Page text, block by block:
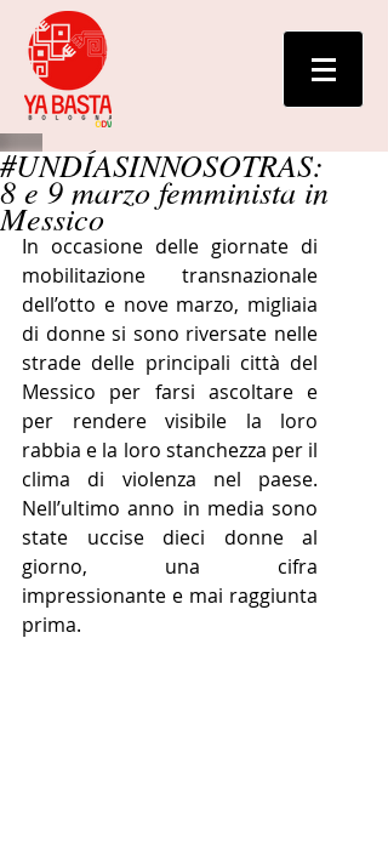
#UNDÍASINNOSOTRAS:
8 e 9 marzo femminista in
Messico
In occasione delle giornate di
mobilitazione transnazionale
dell’otto e nove marzo, migliaia
di donne si sono riversate nelle
strade delle principali città del
Messico per farsi ascoltare e
per rendere visibile la loro
rabbia e la loro stanchezza per il
clima di violenza nel paese.
Nell’ultimo anno in media sono
state uccise dieci donne al
giorno, una cifra
impressionante e mai raggiunta
prima.